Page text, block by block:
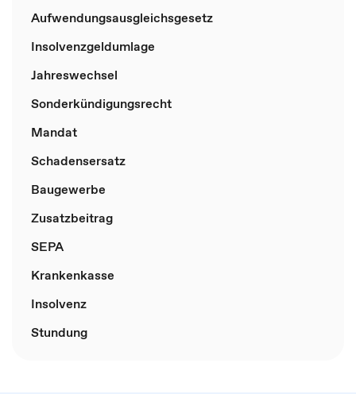
Aufwendungsausgleichsgesetz
Insolvenzgeldumlage
Jahreswechsel
Sonderkündigungsrecht
Mandat
Schadensersatz
Baugewerbe
Zusatzbeitrag
SEPA
Krankenkasse
Insolvenz
Stundung